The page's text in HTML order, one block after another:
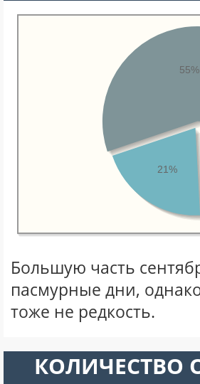
21%
55%
Большую часть
пасмурные дни,
тоже не редкость.
КОЛИЧЕСТВО